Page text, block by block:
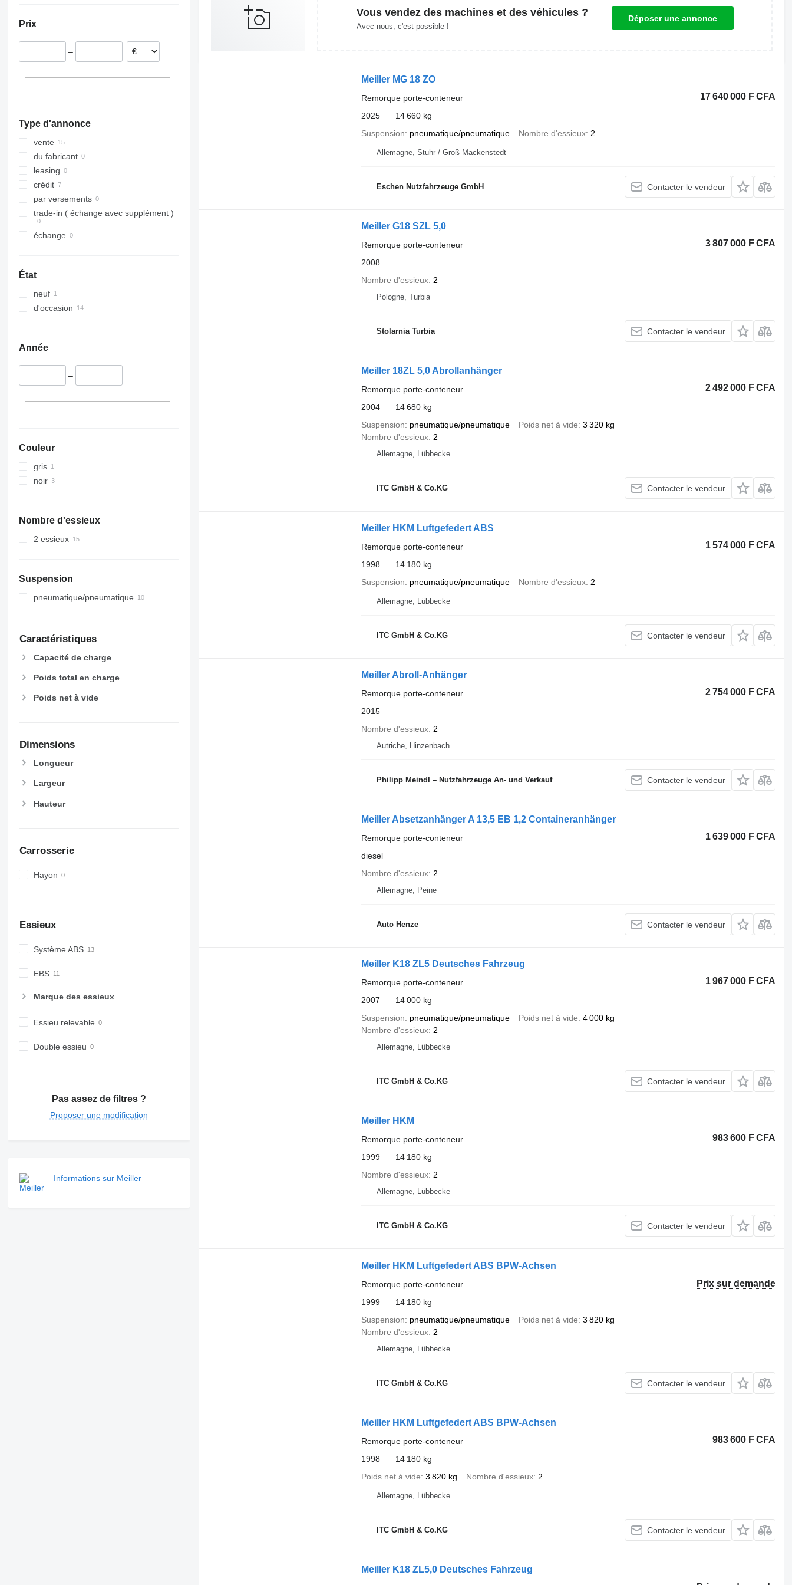
Prix
–
Type d'annonce
vente
du fabricant
leasing
crédit
par versements
trade-in ( échange avec supplément )
échange
État
neuf
d'occasion
Année
–
Couleur
gris
noir
Nombre d'essieux
2 essieux
Suspension
pneumatique/pneumatique
Caractéristiques
Capacité de charge
Poids total en charge
Poids net à vide
Dimensions
Longueur
Largeur
Hauteur
Carrosserie
Hayon
Essieux
Système ABS
EBS
Marque des essieux
Essieu relevable
Double essieu
Pas assez de filtres ?
Proposer une modification
Informations sur Meiller
Vous vendez des machines et des véhicules ?
Avec nous, c'est possible !
Déposer une annonce
Meiller MG 18 ZO
17 640 000 F CFA
Remorque porte-conteneur
2025
14 660 kg
Suspension
pneumatique/pneumatique Nombre d'essieux 2
Allemagne, Stuhr / Groß Mackenstedt
Eschen Nutzfahrzeuge GmbH Contacter le vendeur
Meiller G18 SZL 5,0
3 807 000 F CFA
Remorque porte-conteneur
2008
Nombre d'essieux 2
Pologne, Turbia
Stolarnia Turbia Contacter le vendeur
Meiller 18ZL 5,0 Abrollanhänger
2 492 000 F CFA
Remorque porte-conteneur
2004
14 680 kg
Suspension
pneumatique/pneumatique Poids net à vide 3 320 kg
Nombre d'essieux 2
Allemagne, Lübbecke
ITC GmbH & Co.KG Contacter le vendeur
Meiller HKM Luftgefedert ABS
1 574 000 F CFA
Remorque porte-conteneur
1998
14 180 kg
Suspension
pneumatique/pneumatique Nombre d'essieux 2
Allemagne, Lübbecke
ITC GmbH & Co.KG Contacter le vendeur
Meiller Abroll-Anhänger
2 754 000 F CFA
Remorque porte-conteneur
2015
Nombre d'essieux 2
Autriche, Hinzenbach
Philipp Meindl – Nutzfahrzeuge An- und Verkauf Contacter le vendeur
Meiller Absetzanhänger A 13,5 EB 1,2 Containeranhänger
1 639 000 F CFA
Remorque porte-conteneur
diesel
Nombre d'essieux 2
Allemagne, Peine
Auto Henze Contacter le vendeur
Meiller K18 ZL5 Deutsches Fahrzeug
1 967 000 F CFA
Remorque porte-conteneur
2007
14 000 kg
Suspension
pneumatique/pneumatique Poids net à vide 4 000 kg
Nombre d'essieux 2
Allemagne, Lübbecke
ITC GmbH & Co.KG Contacter le vendeur
Meiller HKM
983 600 F CFA
Remorque porte-conteneur
1999
14 180 kg
Nombre d'essieux 2
Allemagne, Lübbecke
ITC GmbH & Co.KG Contacter le vendeur
Meiller HKM Luftgefedert ABS BPW-Achsen
Prix sur demande
Remorque porte-conteneur
1999
14 180 kg
Suspension
pneumatique/pneumatique Poids net à vide 3 820 kg
Nombre d'essieux 2
Allemagne, Lübbecke
ITC GmbH & Co.KG Contacter le vendeur
Meiller HKM Luftgefedert ABS BPW-Achsen
983 600 F CFA
Remorque porte-conteneur
1998
14 180 kg
Poids net à vide 3 820 kg Nombre d'essieux 2
Allemagne, Lübbecke
ITC GmbH & Co.KG Contacter le vendeur
Meiller K18 ZL5,0 Deutsches Fahrzeug